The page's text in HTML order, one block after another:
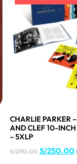
CHARLIE PARKER
AND CLEF 10-
– 5XLP
S/290.00 S/250.00